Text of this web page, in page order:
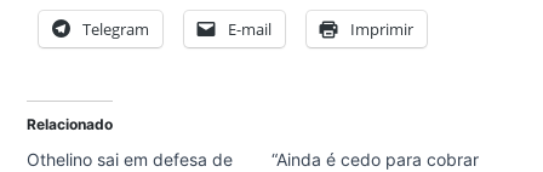
Telegram E-mail Imprimir
Relacionado
Othelino sai em defesa de
“Ainda é cedo para cobrar